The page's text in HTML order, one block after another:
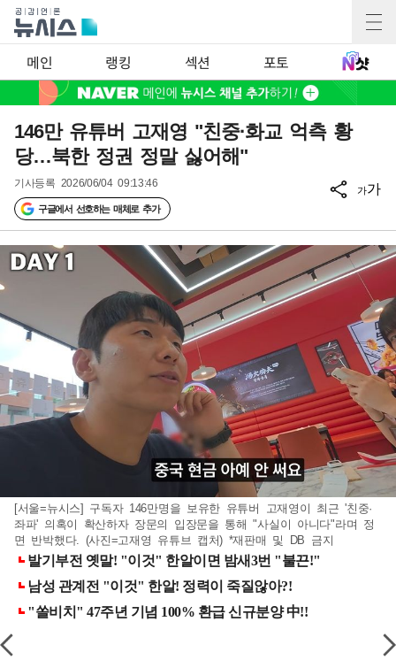
메인 랭킹 섹션 포토
146만 유튜버 고재영 "친중·화교 억측 황
당…북한 정권 정말 싫어해"
기사등록 2026/06/04 09:13:46
구글에서 선호하는 매체로 추가
가가
[서울=뉴시스] 구독자 146만명을 보유한 유튜버 고재영이 최근 '친중·
좌파' 의혹이 확산하자 장문의 입장문을 통해 "사실이 아니다"라며 정
면 반박했다. (사진=고재영 유튜브 캡처) *재판매 및 DB 금지